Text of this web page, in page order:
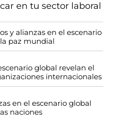
en tu sector laboral
y alianzas en el escenario
paz mundial
global revelan el
internacionales
en el escenario global
naciones